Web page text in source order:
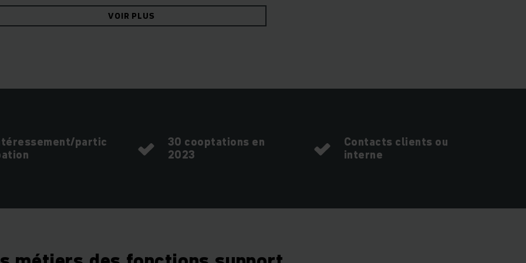
VOIR PLUS
partic
30 cooptations en
2023
Contacts clients ou
interne